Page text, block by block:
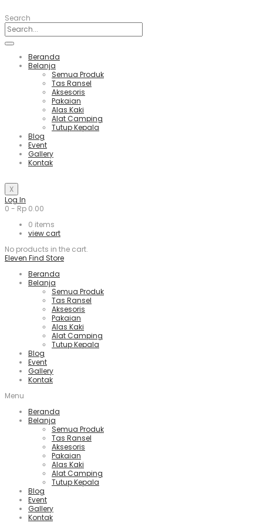
Search
Beranda
Belanja
Semua Produk
Tas Ransel
Aksesoris
Pakaian
Alas Kaki
Alat Camping
Tutup Kepala
Blog
Event
Gallery
Kontak
X
Log In
0 - Rp 0.00
0 items
view cart
No products in the cart.
Eleven Find Store
Beranda
Belanja
Semua Produk
Tas Ransel
Aksesoris
Pakaian
Alas Kaki
Alat Camping
Tutup Kepala
Blog
Event
Gallery
Kontak
Menu
Beranda
Belanja
Semua Produk
Tas Ransel
Aksesoris
Pakaian
Alas Kaki
Alat Camping
Tutup Kepala
Blog
Event
Gallery
Kontak